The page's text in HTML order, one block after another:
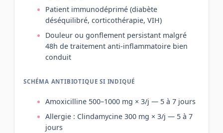
Patient immunodéprimé (diabète
déséquilibré, corticothérapie, VIH)
Douleur ou gonflement persistant malgré
48h de traitement anti-inflammatoire bien
conduit
SCHÉMA ANTIBIOTIQUE SI INDIQUÉ
Amoxicilline 500–1000 mg × 3/j — 5 à 7 jours
Allergie : Clindamycine 300 mg × 3/j — 5 à 7
jours